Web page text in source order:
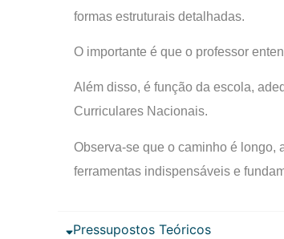
formas estruturais detalhadas.
O importante é que o professor
Além disso, é função da escola,
Curriculares Nacionais.
Observa-se que o caminho é longo,
ferramentas indispensáveis e
Pressupostos Teóricos